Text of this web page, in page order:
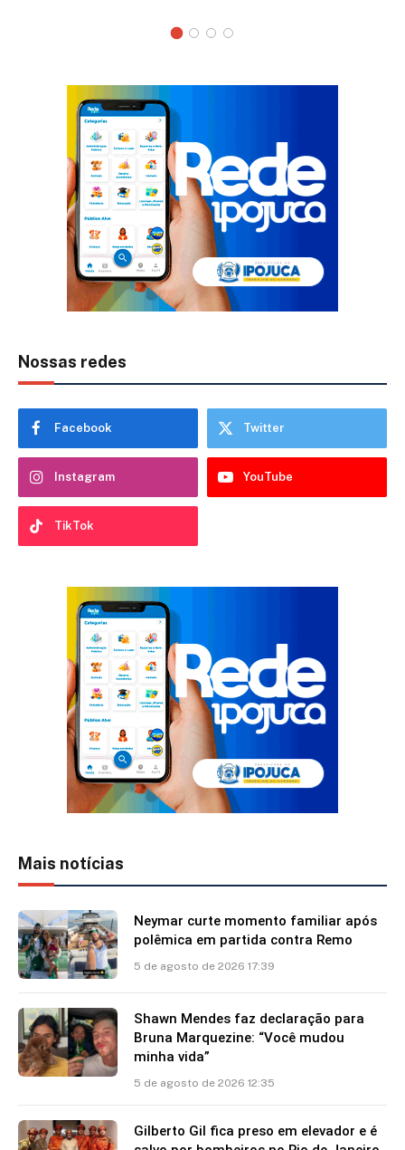
Nossas redes
Facebook Twitter
Instagram YouTube
TikTok
Mais notícias
Neymar curte momento familiar após
polêmica em partida contra Remo
5 de agosto de 2026 17:39
Shawn Mendes faz declaração para
Bruna Marquezine: “Você mudou
minha vida”
5 de agosto de 2026 12:35
Gilberto Gil fica preso em elevador e é